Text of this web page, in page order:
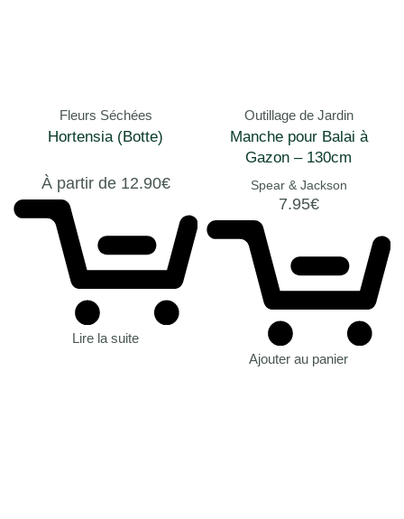
Fleurs Séchées
Hortensia (Botte)
À partir de 12.90€
Lire la suite
Outillage de Jardin
Manche pour Balai à
Gazon – 130cm
Spear & Jackson
7.95€
Ajouter au panier